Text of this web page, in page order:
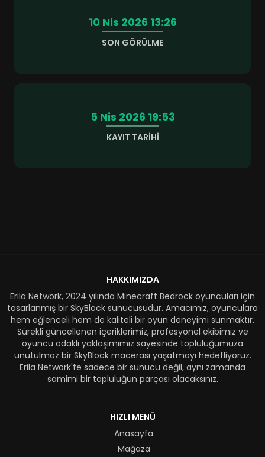
10 Nis 2026 13:26
SON GÖRÜLME
5 Nis 2026 19:53
KAYIT TARIHI
HAKKIMIZDA
Erila Network, 2024 yılında Minecraft Bedrock oyuncuları için
tasarlanmış bir SkyBlock sunucusudur. Amacımız, oyunculara
hem eğlenceli hem de kaliteli bir oyun deneyimi sunmaktır.
Sürekli güncellenen içeriklerimiz, profesyonel ekibimiz ve
oyuncu odaklı yaklaşımımız sayesinde topluluğumuza
unutulmaz bir SkyBlock macerası yaşatmayı hedefliyoruz.
Erila Network'te sadece bir sunucu değil, aynı zamanda
samimi bir topluluğun parçası olacaksınız.
HIZLI MENÜ
Anasayfa
Mağaza